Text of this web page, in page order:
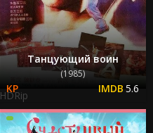
Танцующий воин
(1985)
5.6
HDRip